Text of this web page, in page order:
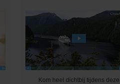
Kom heel dichtbij tijdens deze